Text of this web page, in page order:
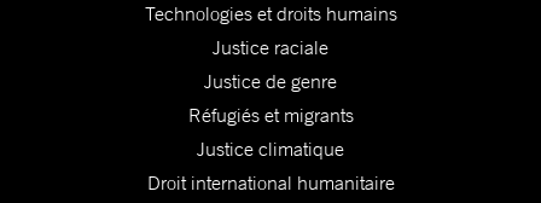
Technologies et droits humains
Justice raciale
Justice de genre
Réfugiés et migrants
Justice climatique
Droit international humanitaire